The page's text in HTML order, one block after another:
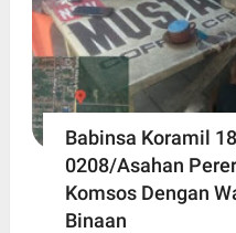
Babinsa Koramil
0208/Asahan
Komsos Dengan
Binaan